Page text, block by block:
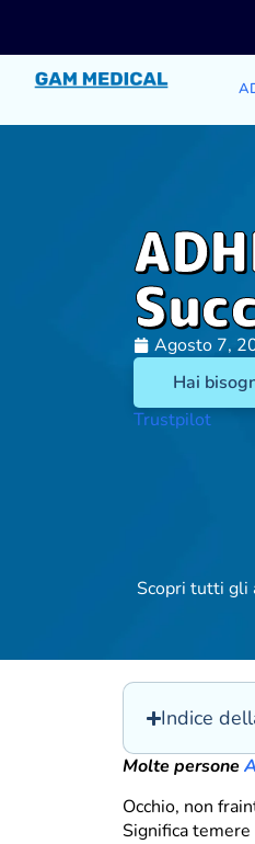
Agosto 7,
Hai
Trustpilot
Scopri tutti gli
Indice
Molte persone
Occhio, non
Significa